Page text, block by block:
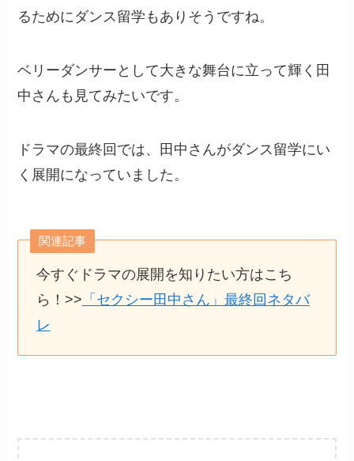
るためにダンス留学もありそうですね。
ベリーダンサーとして大きな舞台に立って輝く田
中さんも見てみたいです。
ドラマの最終回では、田中さんがダンス留学にい
く展開になっていました。
関連記事
今すぐドラマの展開を知りたい方はこち
ら！>> 「セクシー田中さん」最終回ネタバ
レ